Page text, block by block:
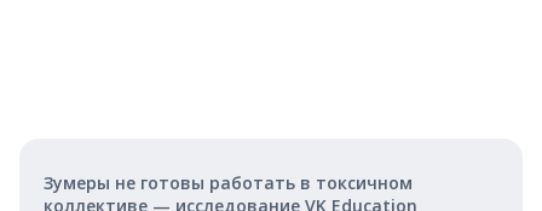
Зумеры не готовы работать в токсичном
коллективе — исследование VK Education